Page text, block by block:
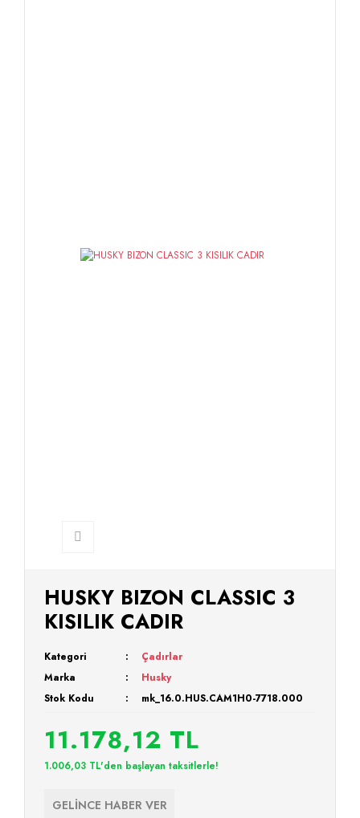
HUSKY BIZON CLASSIC 3
KISILIK CADIR
Kategori
Çadırlar
Marka
Husky
Stok Kodu
mk_16.0.HUS.CAM1H0-7718.000
11.178,12 TL
1.006,03 TL'den başlayan taksitlerle!
GELİNCE HABER VER